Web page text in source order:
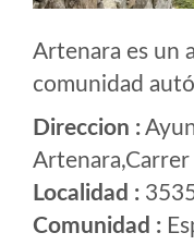
Artenara es un
comunidad
Direccion :
Artenara,Carrer
Localidad :
Comunidad :